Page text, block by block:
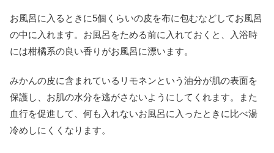
お風呂に入るときに5個くらいの皮を布に包むなどしてお風呂
の中に入れます。お風呂をためる前に入れておくと、入浴時
には柑橘系の良い香りがお風呂に漂います。
みかんの皮に含まれているリモネンという油分が肌の表面を
保護し、お肌の水分を逃がさないようにしてくれます。また
血行を促進して、何も入れないお風呂に入ったときに比べ湯
冷めしにくくなります。